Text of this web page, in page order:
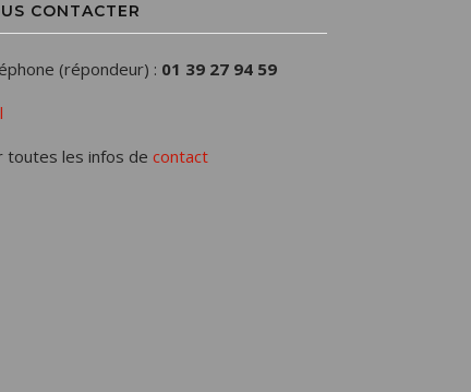
CONTACTER
(répondeur) : 01 39 27 94 59
toutes les infos de contact